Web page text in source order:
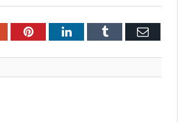
Pinterest
LinkedInTumblrEmail